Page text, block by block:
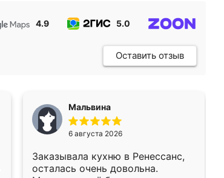
4.9 5.0
Оставить отзыв
Мальвина
6 августа 2026
Заказывала кухню в Ренессанс,
осталась очень довольна.